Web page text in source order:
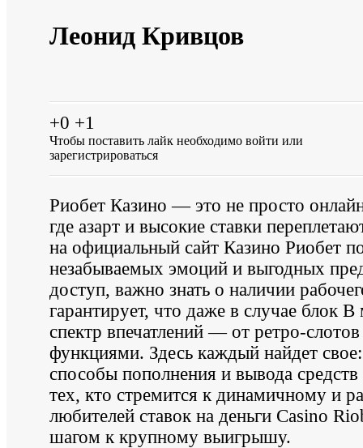
Леонид Кривцов
+0 +1
Чтобы поставить лайк необходимо войти или
зарегистрироваться
Риобет Казино — это не просто
где азарт и высокие ставки
на официальный сайт Казино Риобет
незабываемых эмоций и выгодных
доступ, важно знать о наличии
гарантирует, что даже в случае блок
спектр впечатлений — от ретро-
функциями. Здесь каждый найдет
способы пополнения и вывода
тех, кто стремится к динамичному и
любителей ставок на деньги Casino
шагом к крупному выигрышу.